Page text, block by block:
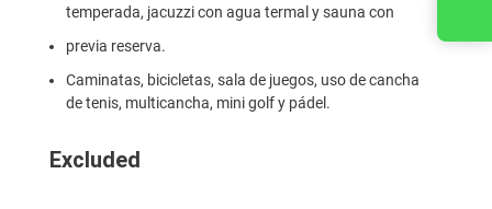
temperada, jacuzzi con agua termal y sauna con
previa reserva.
Caminatas, bicicletas, sala de juegos, uso de cancha
de tenis, multicancha, mini golf y pádel.
Excluded